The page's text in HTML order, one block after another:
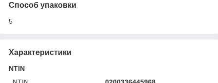
Способ упаковки
5
Характеристики
NTIN